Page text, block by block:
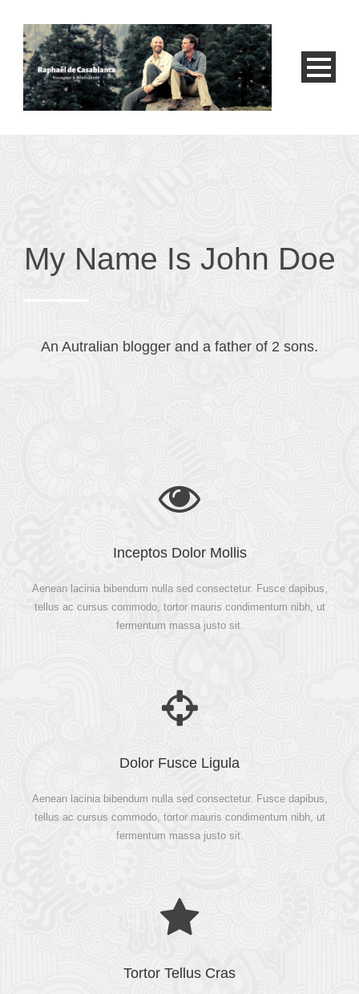
My Name Is John Doe
An Autralian blogger and a father of 2 sons.
Inceptos Dolor Mollis
Aenean lacinia bibendum nulla sed consectetur. Fusce dapibus,
tellus ac cursus commodo, tortor mauris condimentum nibh, ut
fermentum massa justo sit.
Dolor Fusce Ligula
Aenean lacinia bibendum nulla sed consectetur. Fusce dapibus,
tellus ac cursus commodo, tortor mauris condimentum nibh, ut
fermentum massa justo sit.
Tortor Tellus Cras